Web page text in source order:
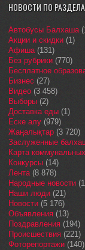
НОВОСТИ ПО
Автобусы Балхаша
Акции и скидки (1)
Афиша(131)
Без рубрики (770)
Бесплатное
Бизнес (27)
Видео (3 458)
Выборы (2)
Доставка еды (1)
Еске алу (979)
Жаңалықтар (3 720)
Заслуженные
Карта
Конкурсы (14)
Лента(8 878)
Народные новости
Наши люди (21)
Новости (5 176)
Объявления (13)
Поздравления (194)
Происшествия (221)
Фоторепортажи (140)